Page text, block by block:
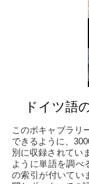
ドイツ語
このボキャブラリ
できるように、
別に収録されてい
ように単語を調べ
の索引が付いてい